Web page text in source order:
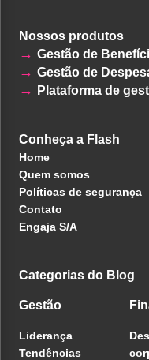
Nossos produtos
Gestão de
Gestão de
Plataforma de
Conheça a Flash
Home
Quem somos
Políticas de segurança
Contato
Engaja S/A
Categorias do Blog
Gestão
Liderança
Tendências